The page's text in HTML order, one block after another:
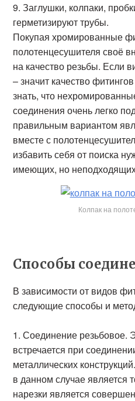
Заглушки, колпаки,
герметизируют трубы.
Покупая хромированные
полотенцесушителя своё
на качество резьбы. Если
– значит качество
знать, что
соединения очень легко
правильным вариантом
вместе с
избавить себя от поиска
имеющих, но
Колпак на
Способы
В зависимости от видов
следующие способы и
Соединение резьбовое.
встречается при
металлических
в данном случае является
нарезки является